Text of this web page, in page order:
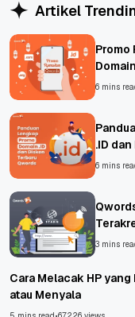
Artikel
Promo
6 mins
.ID
6 mins
3 mins
Cara Melacak HP
atau Menyala